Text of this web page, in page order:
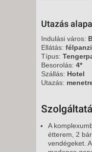
Utazás
Indulási város:
Ellátás:
Típus:
Besorolás: 4*
Szállás: Hotel
Utazás:
A
étterem, 2
vendégeket.